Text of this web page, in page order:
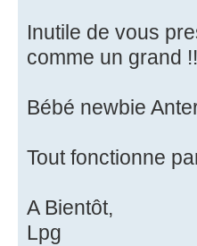
Inutile de vous
comme un grand !!
Bébé newbie
Tout fonctionne
A Bientôt,
Lpg